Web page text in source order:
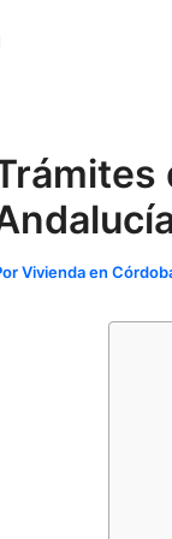
Vivienda en